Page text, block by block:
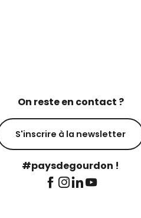
On reste en contact ?
S'inscrire à la newsletter
#paysdegourdon !